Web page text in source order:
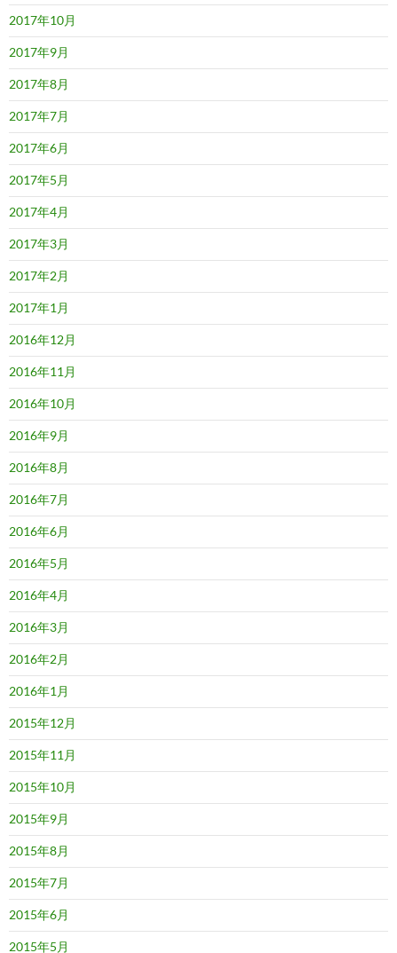
2017年10月
2017年9月
2017年8月
2017年7月
2017年6月
2017年5月
2017年4月
2017年3月
2017年2月
2017年1月
2016年12月
2016年11月
2016年10月
2016年9月
2016年8月
2016年7月
2016年6月
2016年5月
2016年4月
2016年3月
2016年2月
2016年1月
2015年12月
2015年11月
2015年10月
2015年9月
2015年8月
2015年7月
2015年6月
2015年5月